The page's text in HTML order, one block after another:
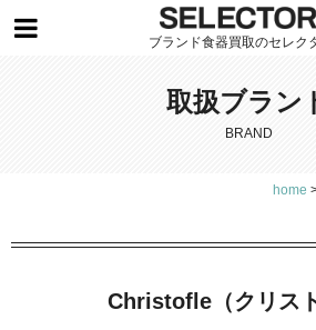
ブランド食器買取のセレク
取扱ブラン
BRAND
home
Christofle（クリス